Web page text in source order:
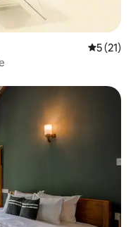
平均评分
5 (21)